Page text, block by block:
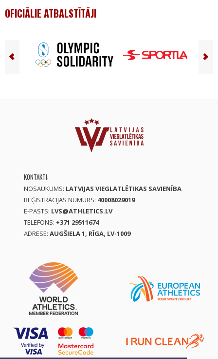
OFICIĀLIE ATBALSTĪTĀJI
KONTAKTI:
NOSAUKUMS: LATVIJAS VIEGLATLĒTIKAS SAVIENĪBA
REĢISTRĀCIJAS NUMURS: 40008029019
E-PASTS: LVS@ATHLETICS.LV
TELEFONS: +371 29511674
ADRESE: AUGŠIELA 1, RĪGA, LV-1009